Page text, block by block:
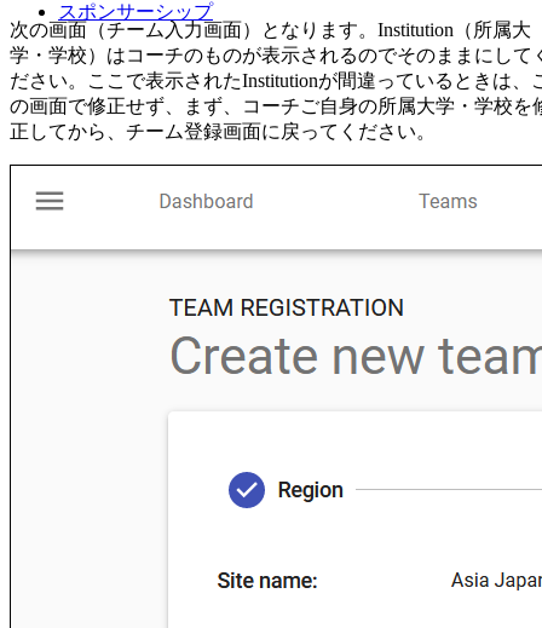
スポンサーシップ
次の画面（チーム入力画面）となります。Institution（所属大
学・学校）はコーチのものが表示されるのでそのままにして
ださい。ここで表示されたInstitutionが間違っているときは、
の画面で修正せず、まず、コーチご自身の所属大学・学校を
正してから、チーム登録画面に戻ってください。